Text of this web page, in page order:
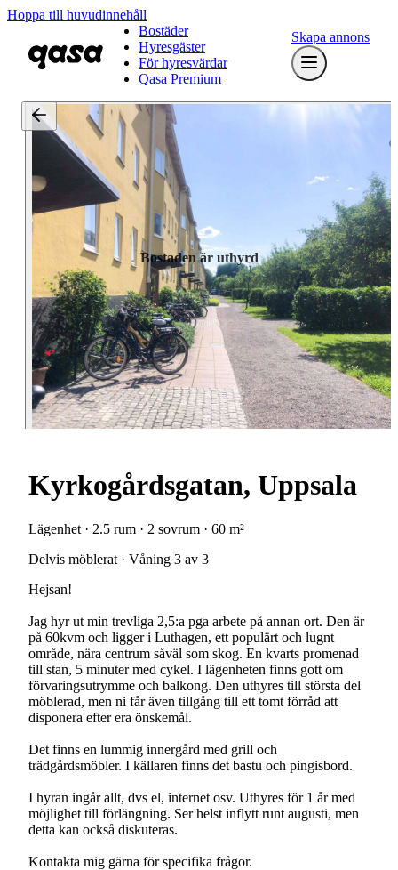
Hoppa till huvudinnehåll
Bostäder
Hyresgäster
För hyresvärdar
Qasa Premium
Skapa annons
Bostaden är uthyrd
Kyrkogårdsgatan, Uppsala
Lägenhet · 2.5 rum · 2 sovrum · 60 m²
Delvis möblerat · Våning 3 av 3
Hejsan!
Jag hyr ut min trevliga 2,5:a pga arbete på annan ort. Den är
på 60kvm och ligger i Luthagen, ett populärt och lugnt
område, nära centrum såväl som skog. En kvarts promenad
till stan, 5 minuter med cykel. I lägenheten finns gott om
förvaringsutrymme och balkong. Den uthyres till största del
möblerad, men ni får även tillgång till ett tomt förråd att
disponera efter era önskemål.
Det finns en lummig innergård med grill och
trädgårdsmöbler. I källaren finns det bastu och pingisbord.
I hyran ingår allt, dvs el, internet osv. Uthyres för 1 år med
möjlighet till förlängning. Ser helst inflytt runt augusti, men
detta kan också diskuteras.
Kontakta mig gärna för specifika frågor.